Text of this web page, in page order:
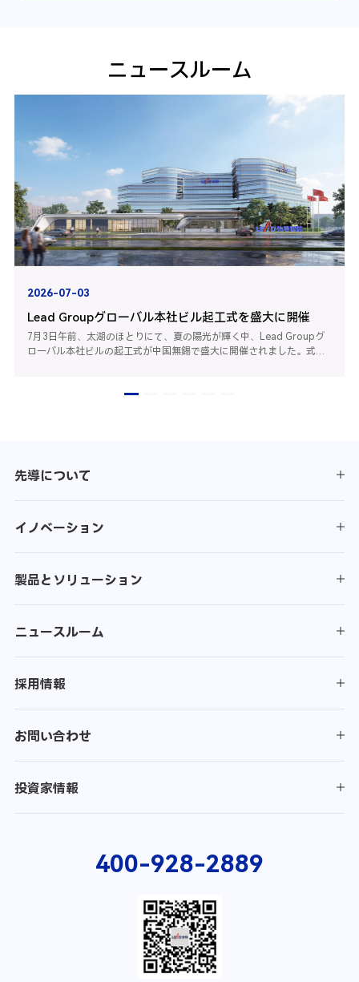
ニュースルーム
2026-07-03
Lead Groupグローバル本社ビル起工式を盛大に開催
7月3日午前、太湖のほとりにて、夏の陽光が輝く中、Lead Groupグ
ローバル本社ビルの起工式が中国無錫で盛大に開催されました。式典
テク区党工委委員・新呉区党委員会常務委員・副区長の華艶...
先導について
イノベーション
製品とソリューション
ニュースルーム
採用情報
お問い合わせ
投資家情報
400-928-2889